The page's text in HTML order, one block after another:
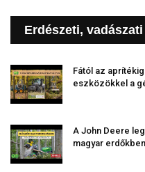
Erdészeti,
Fától az
eszközökkel a
A John Deere
magyar erdőkben